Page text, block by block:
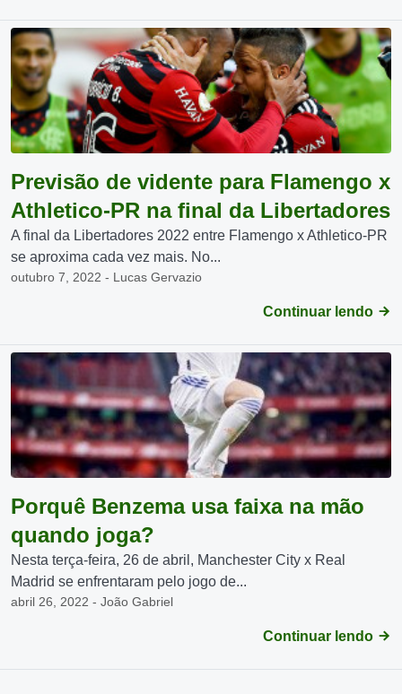
Previsão de vidente para Flamengo x
Athletico-PR na final da Libertadores
A final da Libertadores 2022 entre Flamengo x Athletico-PR
se aproxima cada vez mais. No...
outubro 7, 2022 - Lucas Gervazio
Continuar lendo
Porquê Benzema usa faixa na mão
quando joga?
Nesta terça-feira, 26 de abril, Manchester City x Real
Madrid se enfrentaram pelo jogo de...
abril 26, 2022 - João Gabriel
Continuar lendo